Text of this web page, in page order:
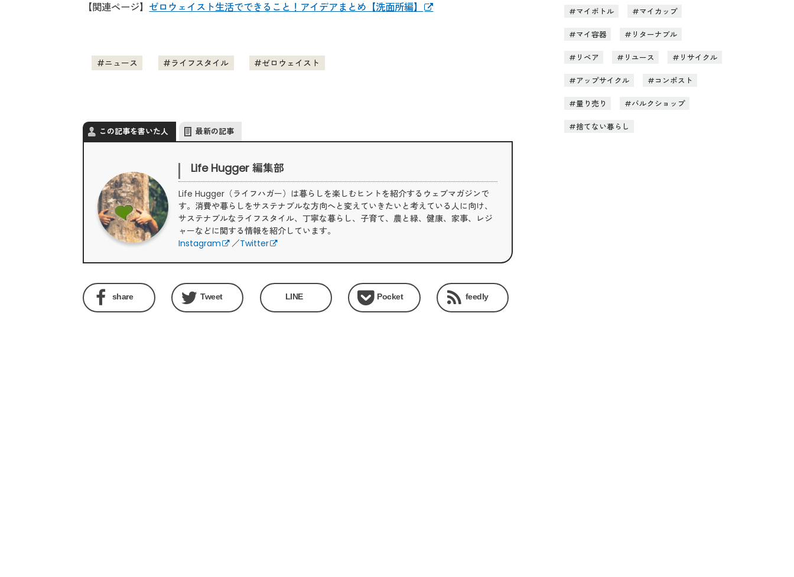
【関連ページ】 ゼロウェイスト生活でできること！アイデアまとめ【洗面所編】
ニュース ライフスタイル ゼロウェイスト
この記事を書いた人 最新の記事
Life Hugger 編集部
Life Hugger（ライフハガー）は暮らしを楽しむヒントを紹介するウェブマガジンで
す。消費や暮らしをサステナブルな方向へと変えていきたいと考えている人に向け、
サステナブルなライフスタイル、丁寧な暮らし、子育て、農と緑、健康、家事、レジ
ャーなどに関する情報を紹介しています。
Instagram
／Twitter
share Tweet LINE Pocket feedly
マイボトル マイカップ
マイ容器 リターナブル
リペア リユース リサイクル
アップサイクル コンポスト
量り売り バルクショップ
捨てない暮らし